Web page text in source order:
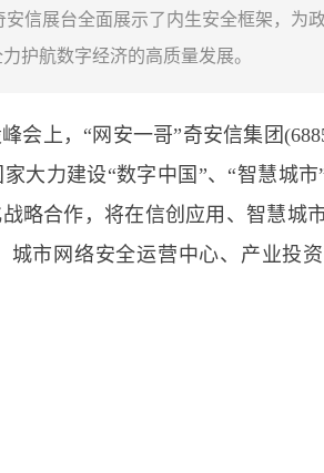
信展台全面展示了内生安全框架，为
护航数字经济的高质量发展。
上，“网安一哥”奇安信集团
大力建设“数字中国”、“智慧城市
略合作，将在信创应用、智慧城
市网络安全运营中心、产业投